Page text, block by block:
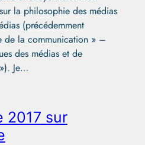
la philosophie des médias
(précédemment
de la communication » –
des médias et de
Je…
2017 sur